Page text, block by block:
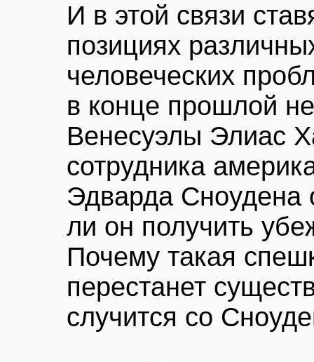
И в этой связи
позициях
человеческих
в конце прошлой
Венесуэлы Элиас
сотрудника
Эдварда Сноудена
ли он получить
Почему такая
перестанет
случится со